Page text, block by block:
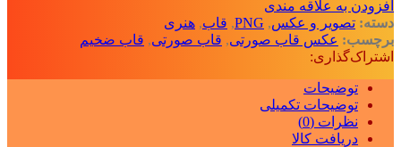
افزودن به علاقه مندی
دسته: تصویر و عکس,
PNG
, قاب, هنری
برچسب: عکس قاب صورتی, قاب صورتی, قاب ضخیم
اشتراک‌گذاری:
توضیحات
توضیحات تکمیلی
نظرات (0)
دریافت کالا